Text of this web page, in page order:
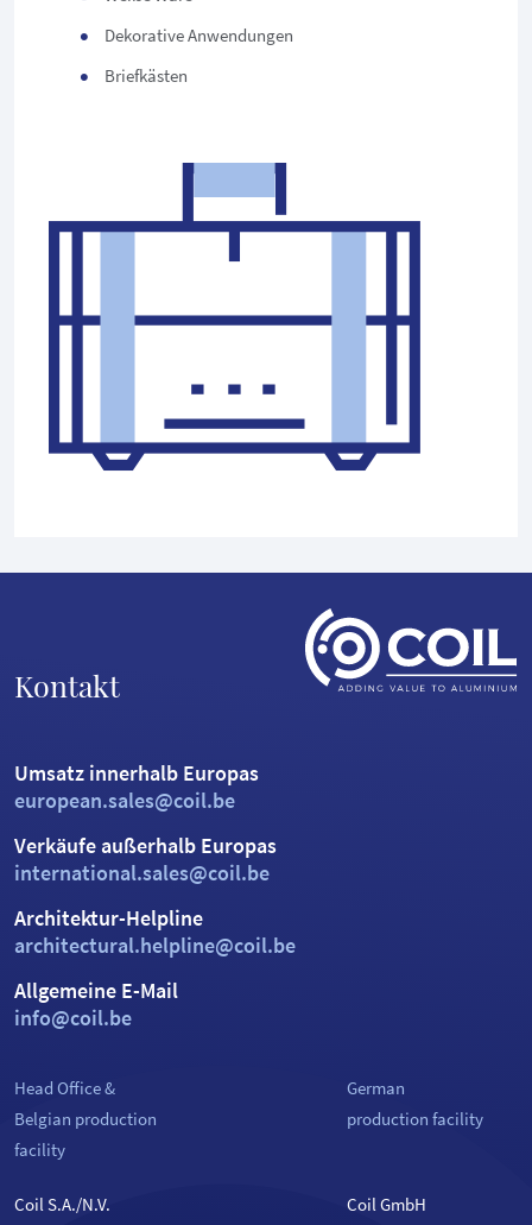
Dekorative Anwendungen
Briefkästen
Kontakt
Umsatz innerhalb Europas
european.sales@coil.be
Verkäufe außerhalb Europas
international.sales@coil.be
Architektur-Helpline
architectural.helpline@coil.be
Allgemeine E-Mail
info@coil.be
Head Office &
Belgian production
facility
Coil S.A./N.V.
German
production facility
Coil GmbH